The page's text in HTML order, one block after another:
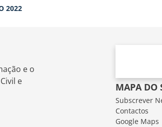
2022
e o
e
MAPA DO
Subscrever
Contactos
Google Maps